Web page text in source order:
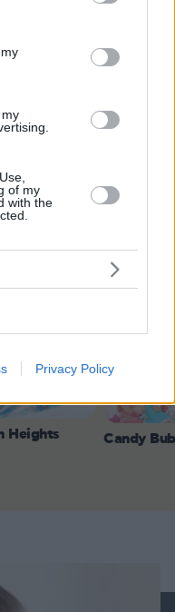
its third-party tags to
in below Google
of my
with the
Privacy Policy
Heights Candy